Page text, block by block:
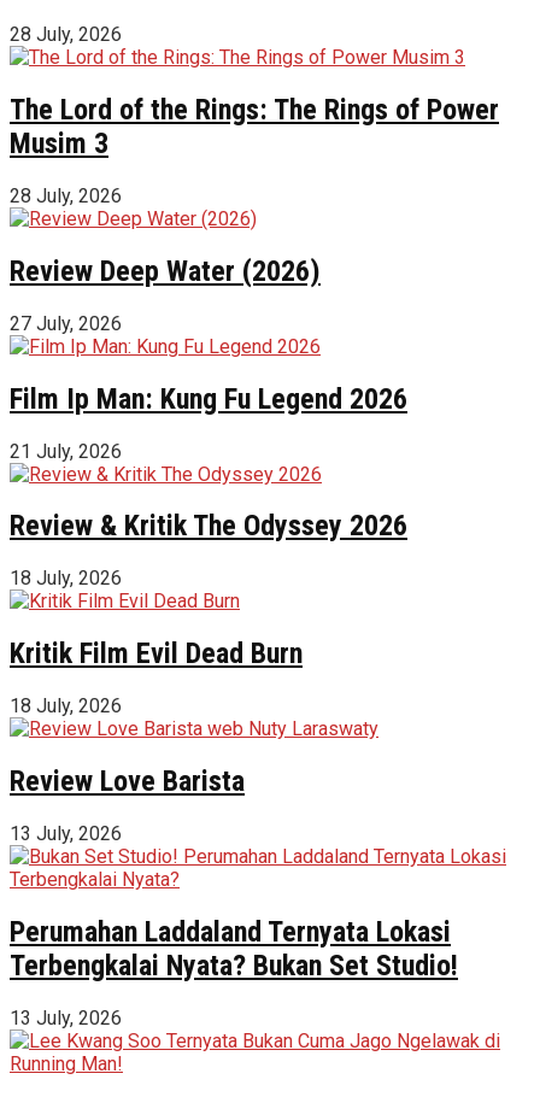
28 July, 2026
The Lord of the Rings: The Rings of Power
Musim 3
28 July, 2026
Review Deep Water (2026)
27 July, 2026
Film Ip Man: Kung Fu Legend 2026
21 July, 2026
Review & Kritik The Odyssey 2026
18 July, 2026
Kritik Film Evil Dead Burn
18 July, 2026
Review Love Barista
13 July, 2026
Perumahan Laddaland Ternyata Lokasi
Terbengkalai Nyata? Bukan Set Studio!
13 July, 2026